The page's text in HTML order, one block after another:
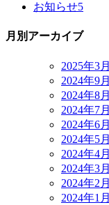
お知らせ5
月別アーカイブ
2025年3月
2024年9月
2024年8月
2024年7月
2024年6月
2024年5月
2024年4月
2024年3月
2024年2月
2024年1月